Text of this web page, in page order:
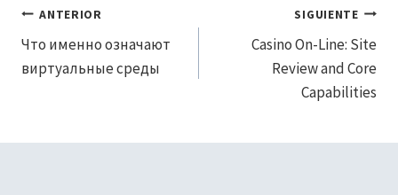
Navegación
de
ANTERIOR
Что именно означают
виртуальные среды
SIGUIENTE
Casino On-Line: Site
Review and Core
Capabilities